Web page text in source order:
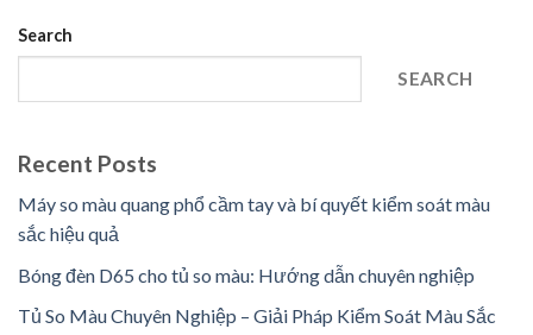
Search
SEARCH
Recent Posts
Máy so màu quang phổ cầm tay và bí quyết kiểm soát màu
sắc hiệu quả
Bóng đèn D65 cho tủ so màu: Hướng dẫn chuyên nghiệp
Tủ So Màu Chuyên Nghiệp – Giải Pháp Kiểm Soát Màu Sắc